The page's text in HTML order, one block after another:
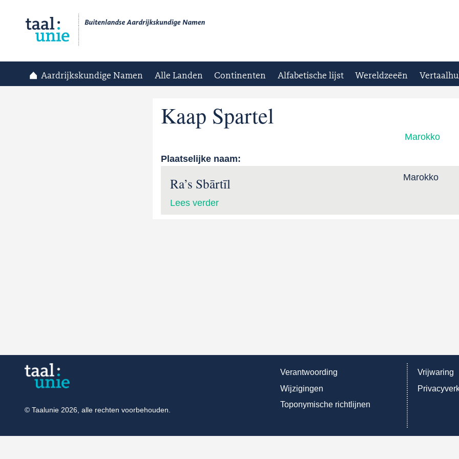
Aardrijkskundige Namen Alle Landen Continenten Alfabetische lijst Wereldzeeën
Kaap Spartel
Marokko
Plaatselijke naam:
Ra’s Sbārtīl Marokko
Lees verder
Verantwoording
Wijzigingen
Toponymische richtlijnen
Vrijwaring
© Taalunie 2026, alle rechten voorbehouden.